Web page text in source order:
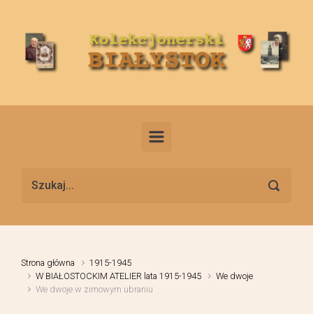
Strona główna
1915-1945
W BIAŁOSTOCKIM ATELIER lata 1915-1945
We dwoje
We dwoje w zimowym ubraniu